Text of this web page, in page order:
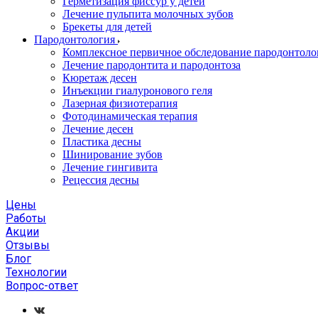
Лечение пульпита молочных зубов
Брекеты для детей
Пародонтология
Комплексное первичное обследование
Лечение пародонтита и пародонтоза
Кюретаж десен
Инъекции гиалуронового геля
Лазерная физиотерапия
Фотодинамическая терапия
Лечение десен
Пластика десны
Шинирование зубов
Лечение гингивита
Рецессия десны
Цены
Работы
Акции
Отзывы
Блог
Технологии
Вопрос-ответ